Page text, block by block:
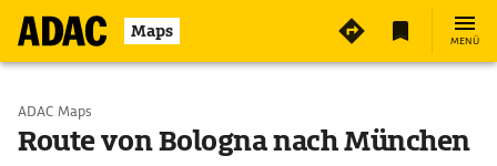
Maps MENÜ
Start wählen
ADAC Maps
Route von Bologna nach München